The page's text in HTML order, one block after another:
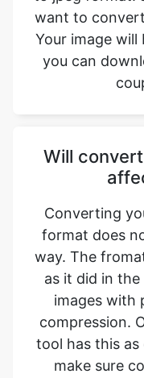
Will
format does
way. The
as it did in
images with
compression.
tool has this
make sure
highest
tablet, laptop,